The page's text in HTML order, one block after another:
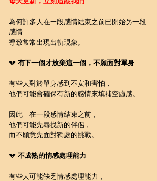
為何許多人在一段感情結束之前已開始另一段
感情，
導致常常出現出軌現象。
💔 有下一個才放棄這一個，不願面對單身
有些人對於單身感到不安和害怕，
他們可能會確保有新的感情來填補空虛感。
因此，在一段感情結束之前，
他們可能先尋找新的伴侶，
而不願意先面對獨處的挑戰。
💔 不成熟的情感處理能力
有些人可能缺乏情感處理能力，